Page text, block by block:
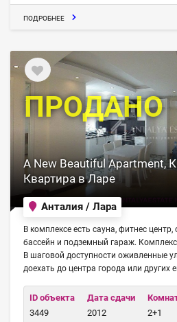
ПОДРОБНЕЕ
A New Beautiful Apartment,
Квартира в Ларе
Анталия / Лара
В комплексе есть сауна, фитнес
бассейн и подземный гараж. Комплекс
В шаговой доступности оживленные
доехать до центра города или других
ID объекта
3449
Дата сдачи
2012
2+1
ПРОДАНО